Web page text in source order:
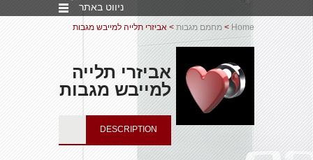
ניווט באתר
Home
> מחמם מגבות > אביזרי תלייה למייבש מגבות
אביזרי תלייה
למייבש מגבות
DESCRIPTION